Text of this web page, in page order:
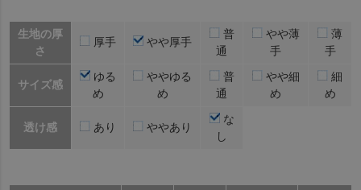
生地の厚
さ
厚手 やや厚手
普
通
やや薄
手
薄
手
サイズ感
ゆる
め
ややゆる
め
普
通
やや細
め
細
め
透け感 あり ややあり
な
し